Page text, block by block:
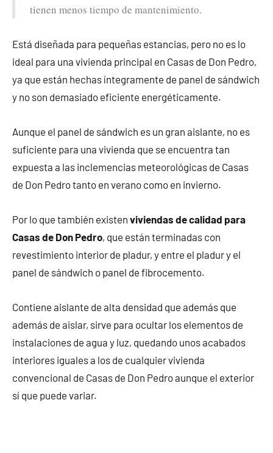
tienen menos tiempo de mantenimiento.
Está diseñada para pequeñas estancias, pero no es lo
ideal para una vivienda principal en Casas de Don Pedro,
ya que están hechas íntegramente de panel de sándwich
y no son demasiado eficiente energéticamente.
Aunque el panel de sándwich es un gran aislante, no es
suficiente para una vivienda que se encuentra tan
expuesta a las inclemencias meteorológicas de Casas
de Don Pedro tanto en verano como en invierno.
Por lo que también existen viviendas de calidad para
Casas de Don Pedro, que están terminadas con
revestimiento interior de pladur, y entre el pladur y el
panel de sándwich o panel de fibrocemento.
Contiene aislante de alta densidad que además que
además de aislar, sirve para ocultar los elementos de
instalaciones de agua y luz, quedando unos acabados
interiores iguales a los de cualquier vivienda
convencional de Casas de Don Pedro aunque el exterior
sí que puede variar.